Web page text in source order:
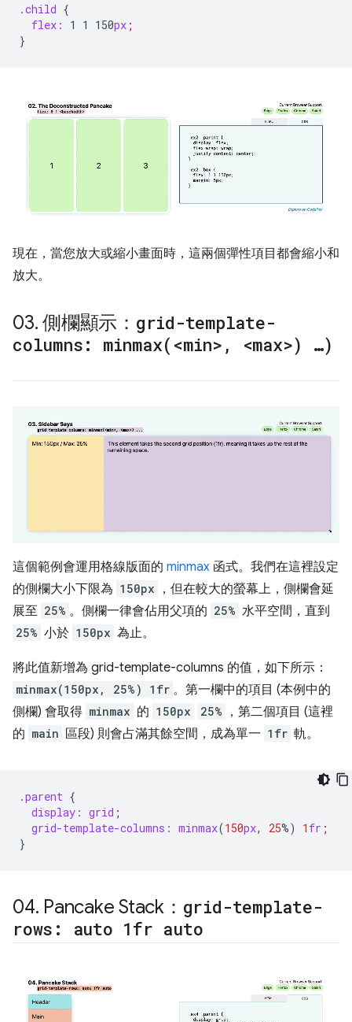
.child {
flex:
1 1 150px ;
}
現在，當您放大或縮小畫面時，這兩個彈性項目都會縮小和
放大。
03. 側欄顯示： grid-template-
columns: minmax( <min> , <max>) …)
這個範例會運用格線版面的 minmax 函式。我們在這裡設定
的側欄大小下限為 150px
，但在較大的螢幕上，側欄會延
展至 25% 。側欄一律會佔用父項的 25% 水平空間，直到
25% 小於 150px 為止。
將此值新增為 grid-template-columns 的值，如下所示：
minmax(150px, 25%) 1fr 。第一欄中的項目 (本例中的
側欄) 會取得 minmax 的 150px 25%
，第二個項目 (這裡
的 main 區段) 則會占滿其餘空間，成為單一 1fr 軌。
.parent {
display: grid ;
grid-template-columns: minmax(150px, 25%) 1 fr ;
}
04. Pancake Stack： grid-template-
rows: auto 1fr auto